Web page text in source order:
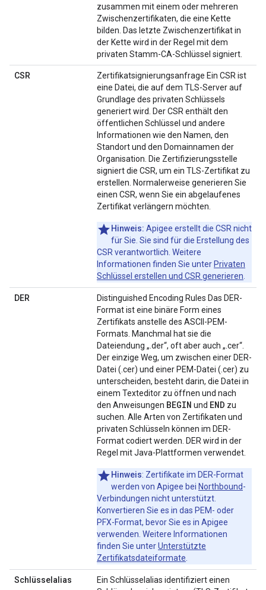
zusammen mit einem oder mehreren
Zwischenzertifikaten, die eine Kette
bilden. Das letzte Zwischenzertifikat in
der Kette wird in der Regel mit dem
privaten Stamm-CA-Schlüssel signiert.
CSR
Zertifikatsignierungsanfrage Ein CSR ist
eine Datei, die auf dem TLS-Server auf
Grundlage des privaten Schlüssels
generiert wird. Der CSR enthält den
öffentlichen Schlüssel und andere
Informationen wie den Namen, den
Standort und den Domainnamen der
Organisation. Die Zertifizierungsstelle
signiert die CSR, um ein TLS-Zertifikat zu
erstellen. Normalerweise generieren Sie
einen CSR, wenn Sie ein abgelaufenes
Zertifikat verlängern möchten.
Hinweis: Apigee erstellt die CSR nicht
für Sie. Sie sind für die Erstellung des
CSR verantwortlich. Weitere
Informationen finden Sie unter Privaten
Schlüssel erstellen und CSR generieren
DER
Distinguished Encoding Rules Das DER-
Format ist eine binäre Form eines
Zertifikats anstelle des ASCII-PEM-
Formats. Manchmal hat sie die
Dateiendung „.der“, oft aber auch „.cer“.
Der einzige Weg, um zwischen einer DER-
Datei (.cer) und einer PEM-Datei (.cer) zu
unterscheiden, besteht darin, die Datei in
einem Texteditor zu öffnen und nach
den Anweisungen BEGIN und END zu
suchen. Alle Arten von Zertifikaten und
privaten Schlüsseln können im DER-
Format codiert werden. DER wird in der
Regel mit Java-Plattformen verwendet.
Hinweis: Zertifikate im DER-Format
werden von Apigee bei Northbound-
Verbindungen nicht unterstützt.
Konvertieren Sie es in das PEM- oder
PFX-Format, bevor Sie es in Apigee
verwenden. Weitere Informationen
finden Sie unterUnterstützte
Zertifikatsdateiformate
Schlüsselalias
Ein Schlüsselalias identifiziert einen